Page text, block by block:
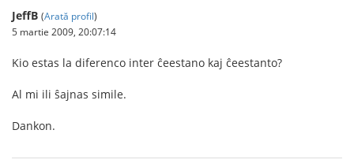
JeffB (Arată profil)
5 martie 2009, 20:07:14
Kio estas la diferenco inter ĉeestano kaj ĉeestanto?
Al mi ili ŝajnas simile.
Dankon.